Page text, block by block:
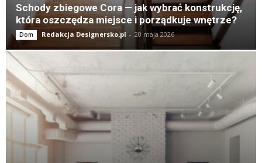
Schody zbiegowe Cora — jak wybrać konstrukcję,
która oszczędza miejsce i porządkuje wnętrze?
Dom Redakcja Designersko.pl - 20 maja 2026